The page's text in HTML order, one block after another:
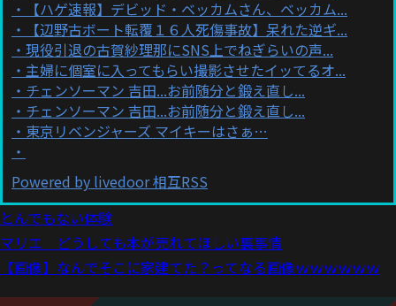
【ハゲ速報】デビッド・ベッカムさん、ベッカム...
【辺野古ボート転覆１６人死傷事故】呆れた逆ギ...
現役引退の古賀紗理那にSNS上でねぎらいの声...
主婦に個室に入ってもらい撮影させたイッてるオ...
チェンソーマン 吉田...お前随分と鍛え直し...
チェンソーマン 吉田...お前随分と鍛え直し...
東京リベンジャーズ マイキーはさぁ…
Powered by livedoor 相互RSS
とんでもない体験
マリエ どうしても本が売れてほしい裏事情
【画像】なんでそこに家建てた？ってなる画像ｗｗｗｗｗｗ